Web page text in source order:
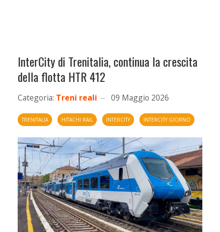
InterCity di Trenitalia, continua la crescita
della flotta HTR 412
Categoria: Treni reali 09 Maggio 2026
TRENITALIA HITACHI RAIL INTERCITY INTERCITY GIORNO